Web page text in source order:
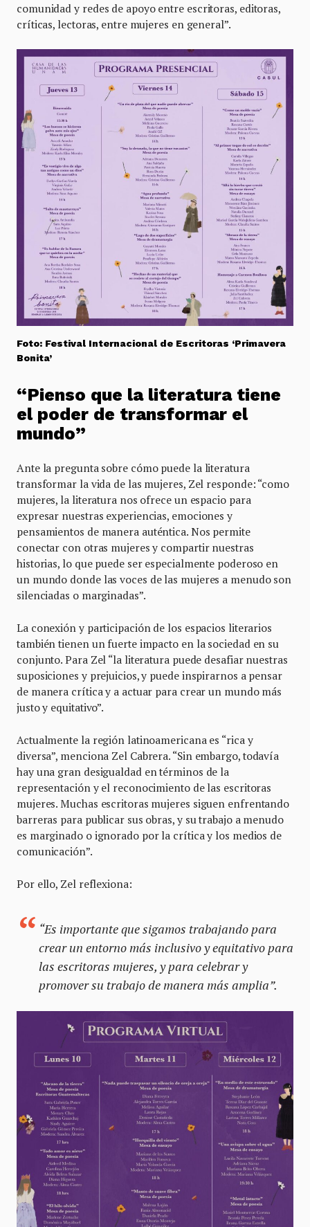
comunidad y redes de apoyo entre escritoras, editoras,
críticas, lectoras, entre mujeres en general”.
Foto: Festival Internacional de Escritoras ‘Primavera
Bonita’
“Pienso que la literatura tiene
el poder de transformar el
mundo”
Ante la pregunta sobre cómo puede la literatura
transformar la vida de las mujeres, Zel responde: “como
mujeres, la literatura nos ofrece un espacio para
expresar nuestras experiencias, emociones y
pensamientos de manera auténtica. Nos permite
conectar con otras mujeres y compartir nuestras
historias, lo que puede ser especialmente poderoso en
un mundo donde las voces de las mujeres a menudo son
silenciadas o marginadas”.
La conexión y participación de los espacios literarios
también tienen un fuerte impacto en la sociedad en su
conjunto. Para Zel “la literatura puede desafiar nuestras
suposiciones y prejuicios, y puede inspirarnos a pensar
de manera crítica y a actuar para crear un mundo más
justo y equitativo”.
Actualmente la región latinoamericana es “rica y
diversa”, menciona Zel Cabrera. “Sin embargo, todavía
hay una gran desigualdad en términos de la
representación y el reconocimiento de las escritoras
mujeres. Muchas escritoras mujeres siguen enfrentando
barreras para publicar sus obras, y su trabajo a menudo
es marginado o ignorado por la crítica y los medios de
comunicación”.
Por ello, Zel reflexiona:
“Es importante que sigamos trabajando para
crear un entorno más inclusivo y equitativo para
las escritoras mujeres, y para celebrar y
promover su trabajo de manera más amplia”.